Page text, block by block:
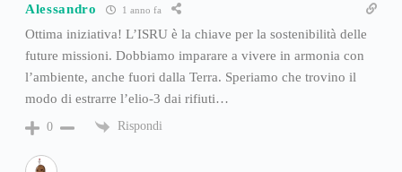
Alessandro 1 anno fa
Ottima iniziativa! L’ISRU è la chiave per la sostenibilità delle
future missioni. Dobbiamo imparare a vivere in armonia con
l’ambiente, anche fuori dalla Terra. Speriamo che trovino il
modo di estrarre l’elio-3 dai rifiuti…
0 Rispondi